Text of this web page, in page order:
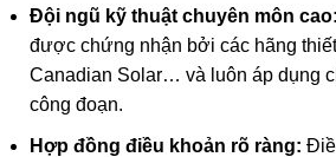
Đội ngũ kỹ thuật chuyên môn cao:
được chứng nhận bởi các hãng
Canadian Solar… và luôn áp dụng
công đoạn.
Hợp đồng điều khoản rõ ràng: